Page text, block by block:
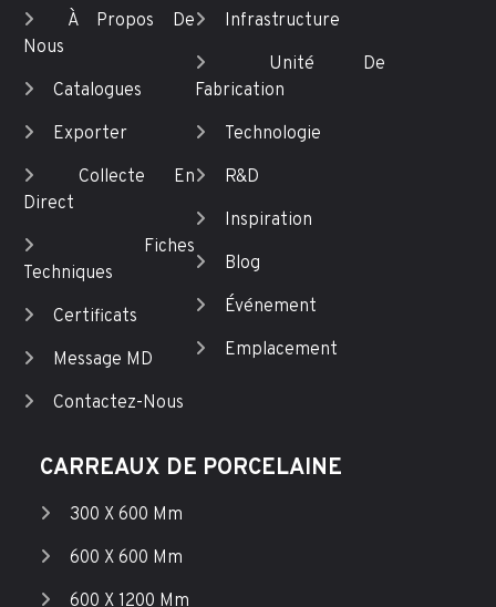
À Propos De
Nous
Catalogues
Exporter
Collecte En
Direct
Fiches
Techniques
Certificats
Message MD
Contactez-Nous
Infrastructure
Unité De
Fabrication
Technologie
R&D
Inspiration
Blog
Événement
Emplacement
CARREAUX DE PORCELAINE
300 X 600 Mm
600 X 600 Mm
600 X 1200 Mm